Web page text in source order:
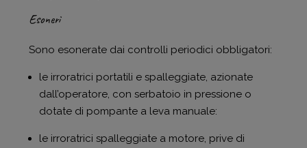
Esoneri
Sono esonerate dai controlli periodici obbligatori:
le irroratrici portatili e spalleggiate, azionate
dall’operatore, con serbatoio in pressione o
dotate di pompante a leva manuale:
le irroratrici spalleggiate a motore, prive di